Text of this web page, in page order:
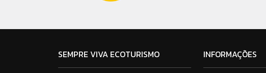
SEMPRE VIVA ECOTURISMO INFORMAÇÕES